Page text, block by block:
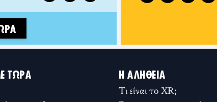
ΤΏΡΑ Η ΑΛΉΘΕΙΑ
Τι είναι το XR;